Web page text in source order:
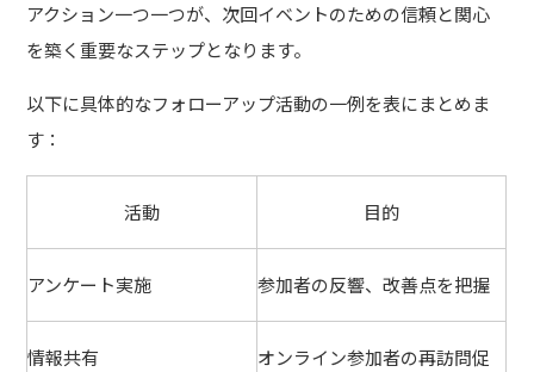
アクション一つ一つが、次回イベントのための信頼と関心
を築く重要なステップとなります。
以下に具体的なフォローアップ活動の一例を表にまとめま
す：
活動 目的
アンケート実施 参加者の反響、改善点を把握
情報共有
オンライン参加者の再訪問促